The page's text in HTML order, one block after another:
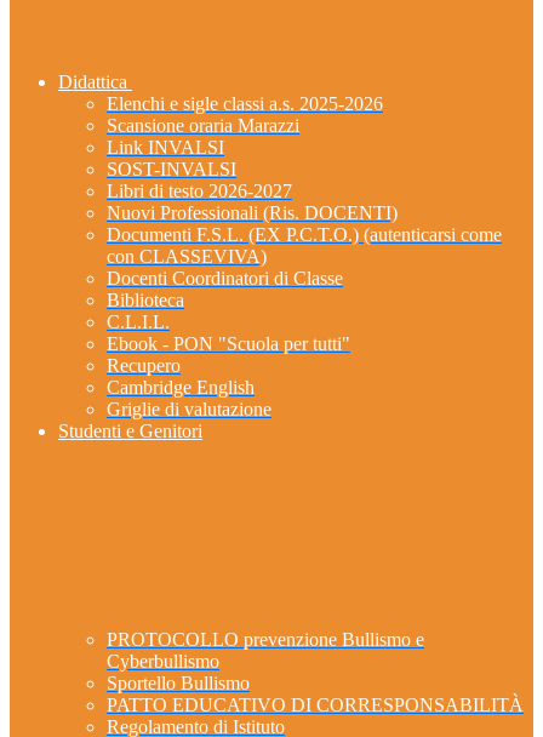
Didattica
Elenchi e sigle classi a.s. 2025-2026
Scansione oraria Marazzi
Link INVALSI
SOST-INVALSI
Libri di testo 2026-2027
Nuovi Professionali (Ris. DOCENTI)
Documenti F.S.L. (EX P.C.T.O.) (autenticarsi come
con CLASSEVIVA)
Docenti Coordinatori di Classe
Biblioteca
C.L.I.L.
Ebook - PON "Scuola per tutti"
Recupero
Cambridge English
Griglie di valutazione
Studenti e Genitori
PROTOCOLLO prevenzione Bullismo e
Cyberbullismo
Sportello Bullismo
PATTO EDUCATIVO DI CORRESPONSABILITÀ
Regolamento di Istituto